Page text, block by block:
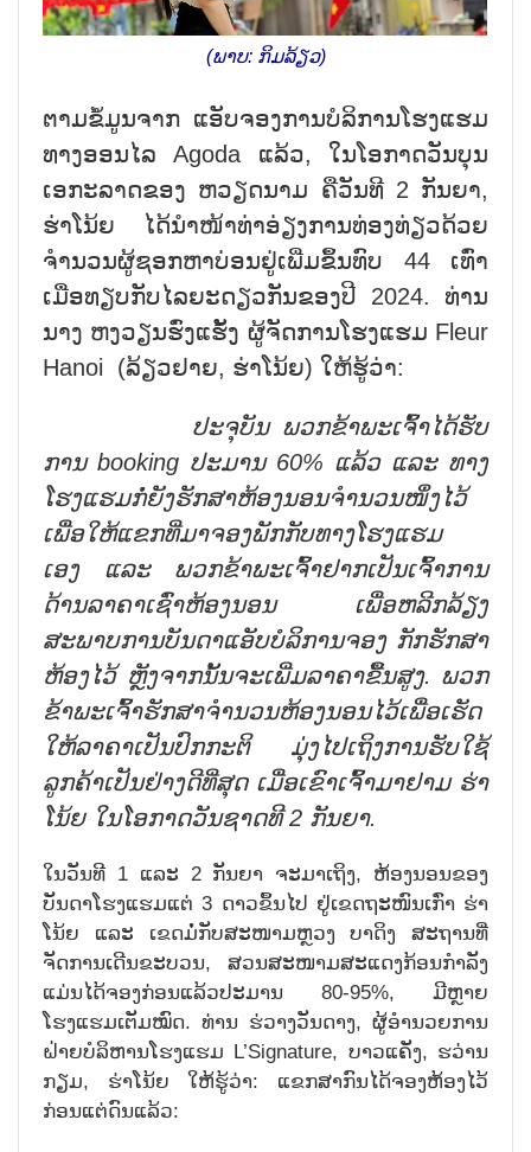
(ພາບ: ກິມລ້ຽວ)
ຕາມຂໍ້ມູນຈາກ ແອັບຈອງການບໍລິການໂຮງແຮມ
ທາງອອນໄລ Agoda ແລ້ວ, ໃນໂອກາດວັນບຸນ
ເອກະລາດຂອງ ຫວຽດນາມ ຄືວັນທີ 2 ກັນຍາ,
ຮ່າໂນ້ຍ ໄດ້ນຳໜ້າທ່າອ່ຽງການທ່ອງທ່ຽວດ້ວຍ
ຈຳນວນຜູ້ຊອກຫາບ່ອນຢູ່ເພີ່ມຂຶ້ນທົບ 44 ເທົ່າ
ເມື່ອທຽບກັບໄລຍະດຽວກັນຂອງປີ 2024. ທ່ານ
ນາງ ຫງວຽນຮົ່ງແຮັ້ງ ຜູ້ຈັດການໂຮງແຮມ Fleur
Hanoi (ລ້ຽວຢາຍ, ຮ່າໂນ້ຍ) ໃຫ້ຮູ້ວ່າ:
ປະຈຸບັນ ພວກຂ້າພະເຈົ້າໄດ້ຮັບ
ການ booking ປະມານ 60% ແລ້ວ ແລະ ທາງ
ໂຮງແຮມກໍ່ຍັງຮັກສາຫ້ອງນອນຈຳນວນໜຶ່ງໄວ້
ເພື່ອໃຫ້ແຂກທີ່ມາຈອງພັກກັບທາງໂຮງແຮມ
ເອງ
ແລະ ພວກຂ້າພະເຈົ້າຢາກເປັນເຈົ້າການ
ດ້ານລາຄາເຊົ່າຫ້ອງນອນ ເພື່ອຫລີກລ້ຽງ
ສະພາບການບັນດາແອັບບໍລິການຈອງ ກັກຮັກສາ
ຫ້ອງໄວ້ ຫຼັງຈາກນັ້ນຈະເພີ່ມລາຄາຂື້ນສູງ. ພວກ
ຂ້າພະເຈົ້າຮັກສາຈຳນວນຫ້ອງນອນໄວ້ເພື່ອເຮັດ
ໃຫ້ລາຄາເປັນປົກກະຕິ ມຸ່ງໄປເຖິງການຮັບໃຊ້
ລູກຄ້າເປັນຢ່າງດີທີ່ສຸດ ເມື່ອເຂົາເຈົ້າມາຢາມ ຮ່າ
ໂນ້ຍ ໃນໂອກາດວັນຊາດທີ 2 ກັນຍາ.
ໃນວັນທີ 1 ແລະ 2 ກັນຍາ ຈະມາເຖິງ, ຫ້ອງນອນຂອງ
ບັນດາໂຮງແຮມແຕ່ 3 ດາວຂຶ້ນໄປ ຢູ່ເຂດຖະໜົນເກົ່າ ຮ່າ
ໂນ້ຍ ແລະ ເຂດມໍ່ກັບສະໜາມຫຼວງ ບາດິງ ສະຖານທີ່
ຈັດການເດີນຂະບວນ, ສວນສະໜາມສະແດງກ້ອນກຳລັງ
ແມ່ນໄດ້ຈອງກ່ອນແລ້ວປະມານ 80-95%, ມີຫຼາຍ
ໂຮງແຮມເຕັມໝົດ. ທ່ານ ຮ່ວາງວັນດາງ, ຜູ້ອຳນວຍການ
ຝ່າຍບໍລິຫານໂຮງແຮມ L’Signature, ບາວແຄັງ, ຮວ່ານ
ກຽມ, ຮ່າໂນ້ຍ ໃຫ້ຮູ້ວ່າ: ແຂກສາກົນໄດ້ຈອງຫ້ອງໄວ້
ກ່ອນແຕ່ດົນແລ້ວ: